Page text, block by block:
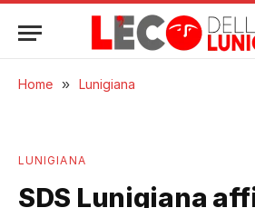
Home » Lunigiana
LUNIGIANA
SDS Lunigiana